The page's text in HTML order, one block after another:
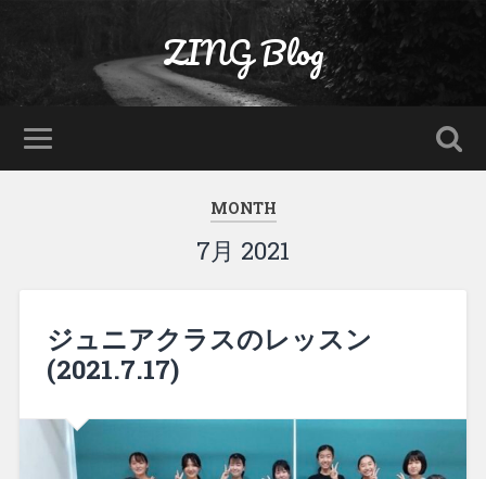
ZING Blog
MONTH
7月 2021
ジュニアクラスのレッスン
(2021.7.17)